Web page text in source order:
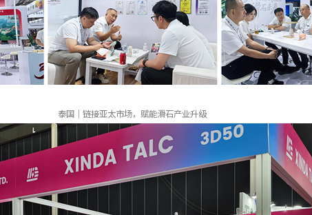
泰国｜链接亚太市场，赋能滑石产业升级